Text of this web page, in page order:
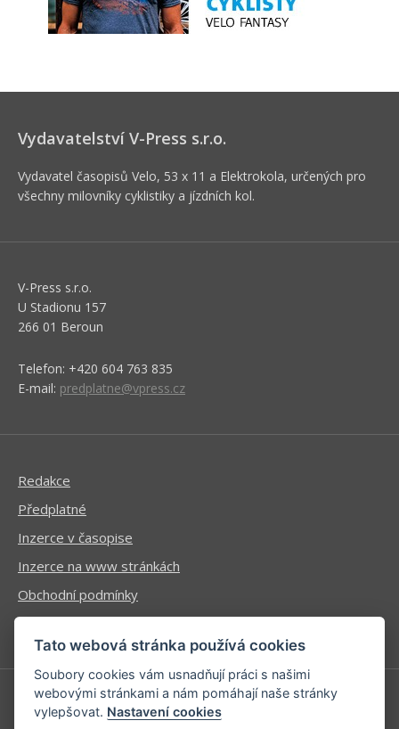
Vydavatelství V-Press s.r.o.
Vydavatel časopisů Velo, 53 x 11 a Elektrokola, určených pro
všechny milovníky cyklistiky a jízdních kol.
V-Press s.r.o.
U Stadionu 157
266 01 Beroun
Telefon: +420 604 763 835
E-mail: predplatne@vpress.cz
Redakce
Předplatné
Inzerce v časopise
Inzerce na www stránkách
Obchodní podmínky
Ochrana osobních údajů
Příhlášení | Registrace
Tato webová stránka používá cookies
Soubory cookies vám usnadňují práci s našimi
webovými stránkami a nám pomáhají naše stránky
vylepšovat. Nastavení cookies